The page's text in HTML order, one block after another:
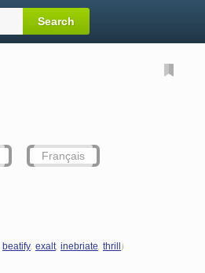
Français
beatify exalt inebriate thrill )